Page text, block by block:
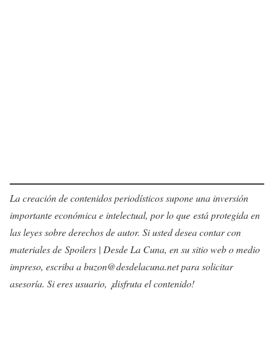
La creación de contenidos periodísticos supone una inversión
importante económica e intelectual, por lo que está protegida en
las leyes sobre derechos de autor. Si usted desea contar con
materiales de Spoilers | Desde La Cuna, en su sitio web o medio
impreso, escriba a buzon@desdelacuna.net para solicitar
asesoría. Si eres usuario, ¡disfruta el contenido!